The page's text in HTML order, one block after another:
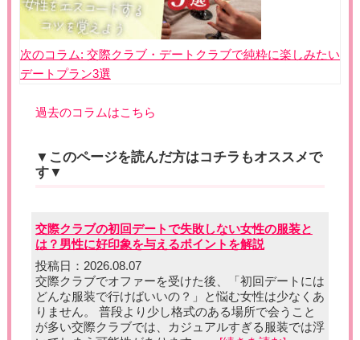
次のコラム: 交際クラブ・デートクラブで純粋に楽しみたい
デートプラン3選
過去のコラムはこちら
▼このページを読んだ方はコチラもオススメで
す▼
交際クラブの初回デートで失敗しない女性の服装と
は？男性に好印象を与えるポイントを解説
投稿日：2026.08.07
交際クラブでオファーを受けた後、「初回デートには
どんな服装で行けばいいの？」と悩む女性は少なくあ
りません。 普段より少し格式のある場所で会うこと
が多い交際クラブでは、カジュアルすぎる服装では浮